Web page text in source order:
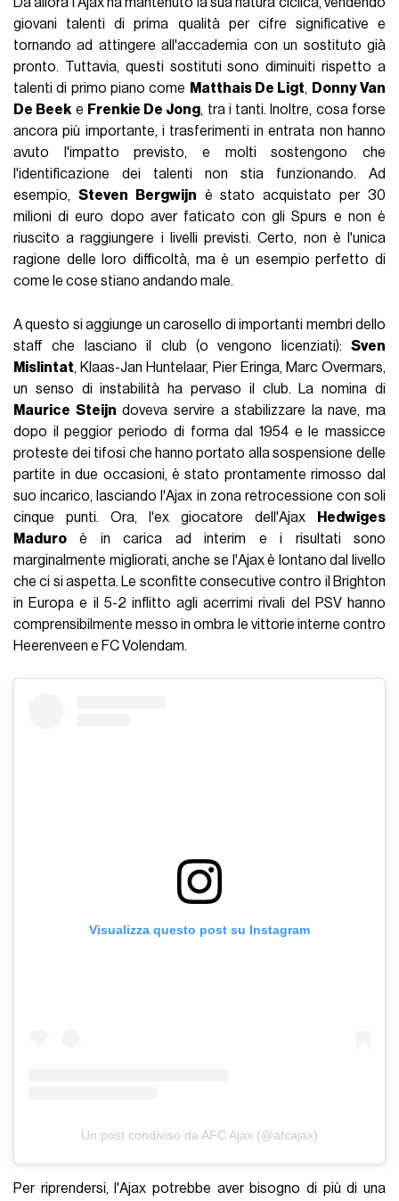
Da allora l'Ajax ha mantenuto la sua natura ciclica, vendendo
giovani talenti di prima qualità per cifre significative e
tornando ad attingere all'accademia con un sostituto già
pronto. Tuttavia, questi sostituti sono diminuiti rispetto a
talenti di primo piano come Matthais De Ligt, Donny Van
De Beeke Frenkie De Jong, tra i tanti. Inoltre, cosa forse
ancora più importante, i trasferimenti in entrata non hanno
avuto l'impatto previsto, e molti sostengono che
l'identificazione dei talenti non stia funzionando. Ad
esempio, Steven Bergwijn è stato acquistato per 30
milioni di euro dopo aver faticato con gli Spurs e non è
riuscito a raggiungere i livelli previsti. Certo, non è l'unica
ragione delle loro difficoltà, ma è un esempio perfetto di
come le cose stiano andando male.
A questo si aggiunge un carosello di importanti membri dello
staff che lasciano il club (o vengono licenziati): Sven
Mislintat, Klaas-Jan Huntelaar, Pier Eringa, Marc Overmars,
un senso di instabilità ha pervaso il club. La nomina di
Maurice Steijn doveva servire a stabilizzare la nave, ma
dopo il peggior periodo di forma dal 1954 e le massicce
proteste dei tifosi che hanno portato alla sospensione delle
partite in due occasioni, è stato prontamente rimosso dal
suo incarico, lasciando l'Ajax in zona retrocessione con soli
cinque punti. Ora, l'ex giocatore dell'Ajax
Hedwiges
Maduro è in carica ad interim e i risultati sono
marginalmente migliorati, anche se l'Ajax è lontano dal livello
che ci si aspetta. Le sconfitte consecutive contro il Brighton
in Europa e il 5-2 inflitto agli acerrimi rivali del PSV hanno
comprensibilmente messo in ombra le vittorie interne contro
Heerenveen e FC Volendam.
Visualizza questo post su Instagram
Un post condiviso da AFC Ajax (@afcajax)
Per riprendersi, l'Ajax potrebbe aver bisogno di più di una